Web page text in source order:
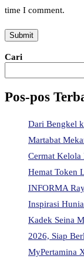
time I comment.
Cari
Pos-pos
Dari Bengkel
Martabat
Cermat Kelola
Hemat Token
INFORMA
Inspirasi
Kadek Seina
2026, Siap
MyPertamina